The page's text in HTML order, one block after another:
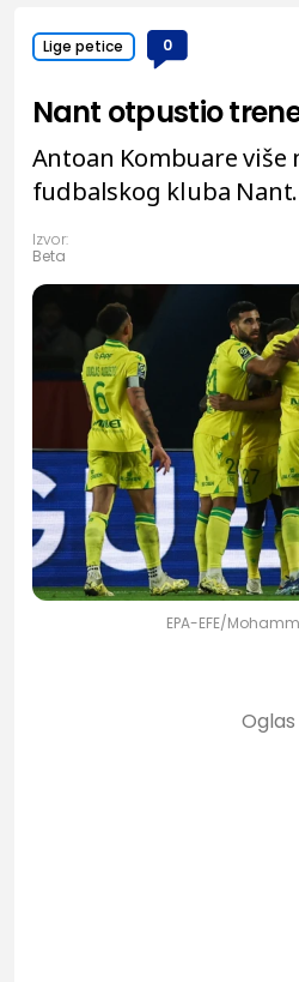
Lige petice 0
Nant otpustio
Antoan Kombuare
fudbalskog kluba Nant.
Izvor:
Beta
EPA-EFE/